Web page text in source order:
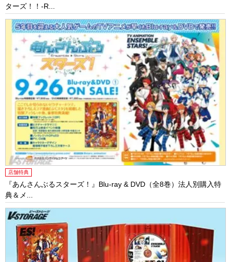
ターズ！！-R...
店舗特典
『あんさんぶるスターズ！』Blu-ray & DVD（全8巻）法人別購入特
典＆メ...